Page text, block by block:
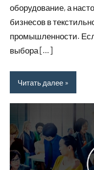
оборудование, а
бизнесов в
промышленности.
выбора […]
Читать далее